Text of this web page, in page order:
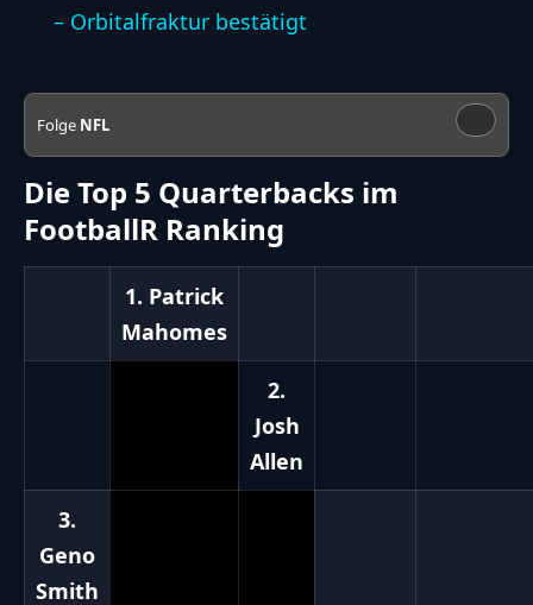
– Orbitalfraktur bestätigt
Folge NFL
Die Top 5 Quarterbacks im
FootballR Ranking
1. Patrick
Mahomes
2.
Josh
Allen
3.
Geno
Smith